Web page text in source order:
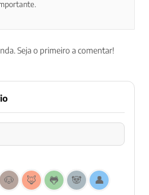
Seja o primeiro a comentar!
🐶 🦊 🐸 🐼
👤